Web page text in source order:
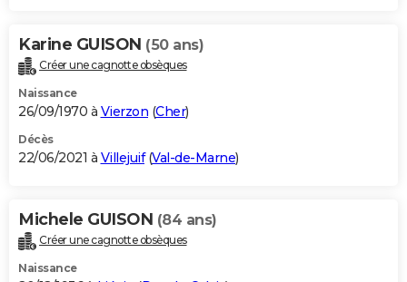
Karine GUISON (50 ans)
Créer une cagnotte obsèques
Naissance
26/09/1970 à Vierzon (Cher)
Décès
22/06/2021 à Villejuif(Val-de-Marne)
Michele GUISON (84 ans)
Créer une cagnotte obsèques
Naissance